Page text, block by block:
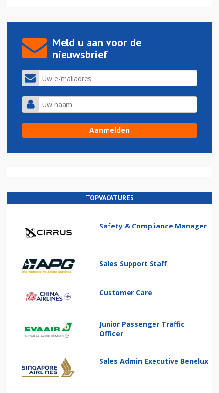
Meld u aan voor de
nieuwsbrief
TOPVACATURES
Safety & Compliance Manager
Sales Support Staff
Customer Care
Junior Passenger Traffic
Officer
Sales Admin Executive Benelux